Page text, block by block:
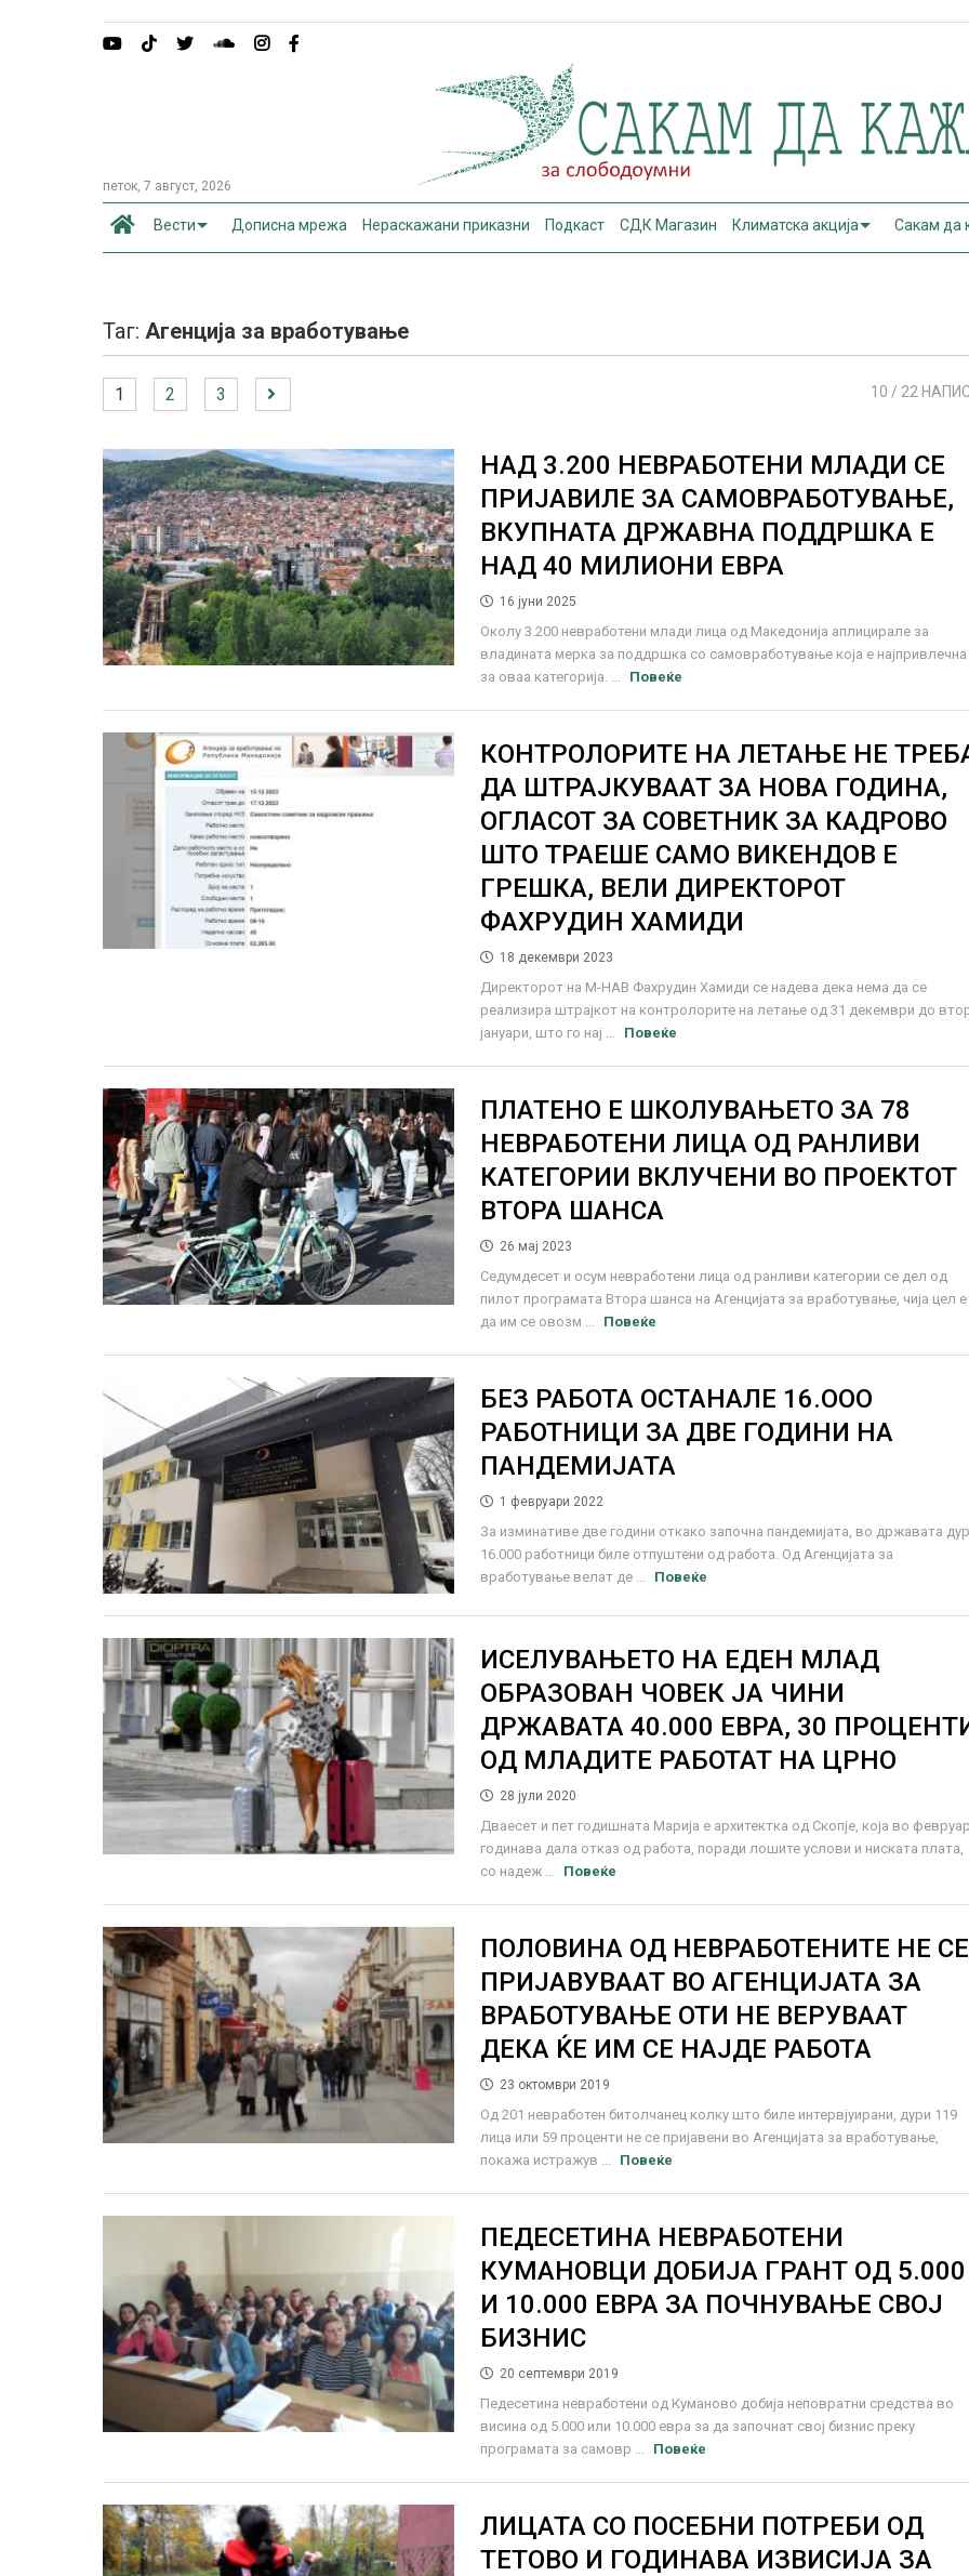
петок, 7 август, 2026
Вести Дописна мрежа Нераскажани приказни Подкаст СДК Магазин Климатска акција Сакам да
Таг:Агенција за вработување
1 2 3 10 / 22
НАД 3.200 НЕВРАБОТЕНИ МЛАДИ СЕ
ПРИЈАВИЛЕ ЗА САМОВРАБОТУВАЊЕ,
ВКУПНАТА ДРЖАВНА ПОДДРШКА Е
НАД 40 МИЛИОНИ ЕВРА
16 јуни 2025
Околу 3.200 невработени млади лица од Македонија аплицирале за
владината мерка за поддршка со самовработување која е најпривлечна
за оваа категорија. ...
Повеќе
КОНТРОЛОРИТЕ НА ЛЕТАЊЕ НЕ
ДА ШТРАЈКУВААТ ЗА НОВА ГОДИНА,
ОГЛАСОТ ЗА СОВЕТНИК ЗА КАДРОВО
ШТО ТРАЕШЕ САМО ВИКЕНДОВ Е
ГРЕШКА, ВЕЛИ ДИРЕКТОРОТ
ФАХРУДИН ХАМИДИ
18 декември 2023
Директорот на М-НАВ Фахрудин Хамиди се надева дека нема да се
реализира штрајкот на контролорите на летање од 31 декември до
јануари, што го нај ...
Повеќе
ПЛАТЕНО Е ШКОЛУВАЊЕТО ЗА 78
НЕВРАБОТЕНИ ЛИЦА ОД РАНЛИВИ
КАТЕГОРИИ ВКЛУЧЕНИ ВО ПРОЕКТОТ
ВТОРА ШАНСА
26 мај 2023
Седумдесет и осум невработени лица од ранливи категории се дел од
пилот програмата Втора шанса на Агенцијата за вработување, чија цел е
да им се овозм ...
Повеќе
БЕЗ РАБОТА ОСТАНАЛЕ 16.ООО
РАБОТНИЦИ ЗА ДВЕ ГОДИНИ НА
ПАНДЕМИЈАТА
1 февруари 2022
За изминативе две години откако започна пандемијата, во државата
16.000 работници биле отпуштени од работа. Од Агенцијата за
вработување велат де ...
Повеќе
ИСЕЛУВАЊЕТО НА ЕДЕН МЛАД
ОБРАЗОВАН ЧОВЕК ЈА ЧИНИ
ДРЖАВАТА 40.000 ЕВРА, 30
ОД МЛАДИТЕ РАБОТАТ НА ЦРНО
28 јули 2020
Дваесет и пет годишната Марија е архитектка од Скопје, која во
годинава дала отказ од работа, поради лошите услови и ниската плата,
со надеж ...
Повеќе
ПОЛОВИНА ОД НЕВРАБОТЕНИТЕ НЕ СЕ
ПРИЈАВУВААТ ВО АГЕНЦИЈАТА ЗА
ВРАБОТУВАЊЕ ОТИ НЕ ВЕРУВААТ
ДЕКА ЌЕ ИМ СЕ НАЈДЕ РАБОТА
23 октомври 2019
Од 201 невработен битолчанец колку што биле интервјуирани, дури 119
лица или 59 проценти не се пријавени во Агенцијата за вработување,
покажа истражув ...
Повеќе
ПЕДЕСЕТИНА НЕВРАБОТЕНИ
КУМАНОВЦИ ДОБИЈА ГРАНТ ОД 5.000
И 10.000 ЕВРА ЗА ПОЧНУВАЊЕ СВОЈ
БИЗНИС
20 септември 2019
Педесетина невработени од Куманово добија неповратни средства во
висина од 5.000 или 10.000 евра за да започнат свој бизнис преку
програмата за самовр ...
Повеќе
ЛИЦАТА СО ПОСЕБНИ ПОТРЕБИ ОД
ТЕТОВО И ГОДИНАВА ИЗВИСИЈА ЗА